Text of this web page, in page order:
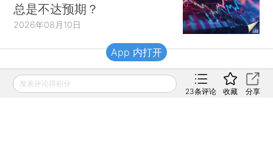
总是不达预期？
2026年08月10日
财新移动
发表评论得积分
23条评论 收藏 分享
App 内打开